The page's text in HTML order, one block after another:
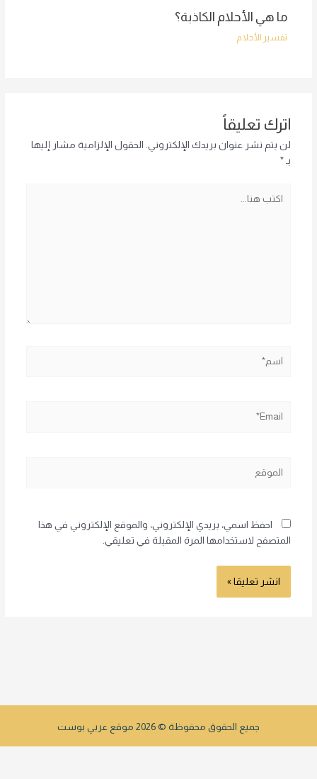
ما هي الأحلام الكاذبة؟
تفسير الأحلام
اترك تعليقاً
لن يتم نشر عنوان بريدك الإلكتروني. الحقول الإلزامية مشار إليها
بـ *
احفظ اسمي، بريدي الإلكتروني، والموقع الإلكتروني في هذا
المتصفح لاستخدامها المرة المقبلة في تعليقي.
جميع الحقوق محفوظة © 2026 موقع عربي بوست